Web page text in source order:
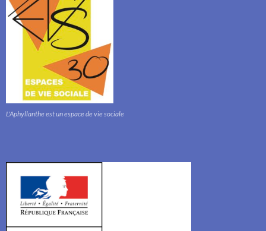
L'Aphyllanthe est un espace de vie sociale